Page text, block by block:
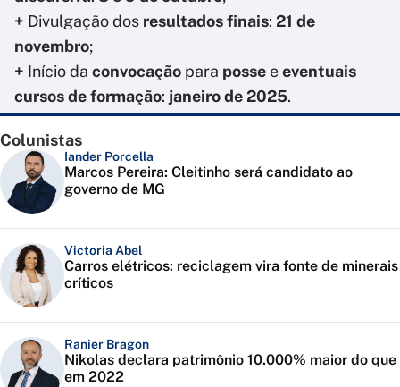
+ Divulgação dos resultados finais: 21 de
novembro;
+ Início da convocação para posse eeventuais
cursos de formação: janeiro de 2025.
Colunistas
Iander Porcella
Marcos Pereira: Cleitinho será candidato ao
governo de MG
Victoria Abel
Carros elétricos: reciclagem vira fonte de minerais
críticos
Ranier Bragon
Nikolas declara patrimônio 10.000% maior do que
em 2022